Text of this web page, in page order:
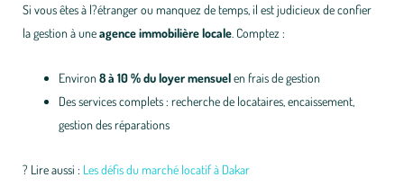
Si vous êtes à l?étranger ou manquez de temps, il est judicieux de confier
la gestion à uneagence immobilière locale . Comptez :
Environ8 à 10 % du loyer mensuelen frais de gestion
Des services complets : recherche de locataires, encaissement,
gestion des réparations
? Lire aussi : Les défis du marché locatif à Dakar